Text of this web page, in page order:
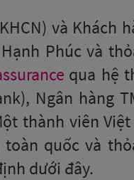
và Khách
Phúc và
qua hệ
Ngân hàng
thành viên
quốc và
dưới đây.